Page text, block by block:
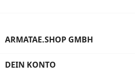
ARMATAE.SHOP GMBH
DEIN KONTO